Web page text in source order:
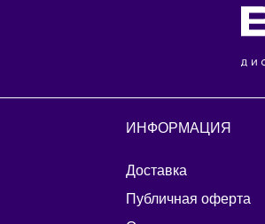
ИНФОРМАЦИЯ
Доставка
Публичная оферта